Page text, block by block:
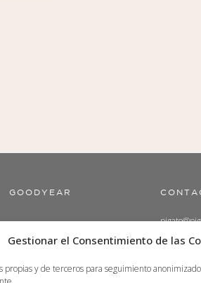
Gestionar el Consentimiento de las
propias y de terceros para seguimiento
GOODYEAR
(+34) 967